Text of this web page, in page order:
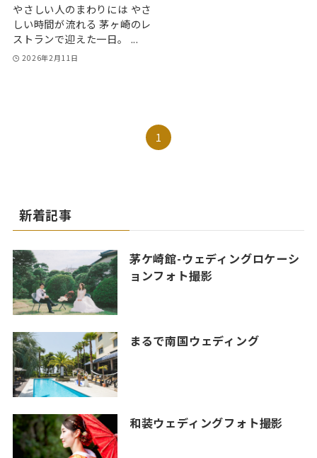
やさしい人のまわりには やさ
しい時間が流れる 茅ヶ崎のレ
ストランで迎えた一日。 ...
2026年2月11日
1
新着記事
茅ケ崎館-ウェディングロケーシ
ョンフォト撮影
まるで南国ウェディング
和装ウェディングフォト撮影